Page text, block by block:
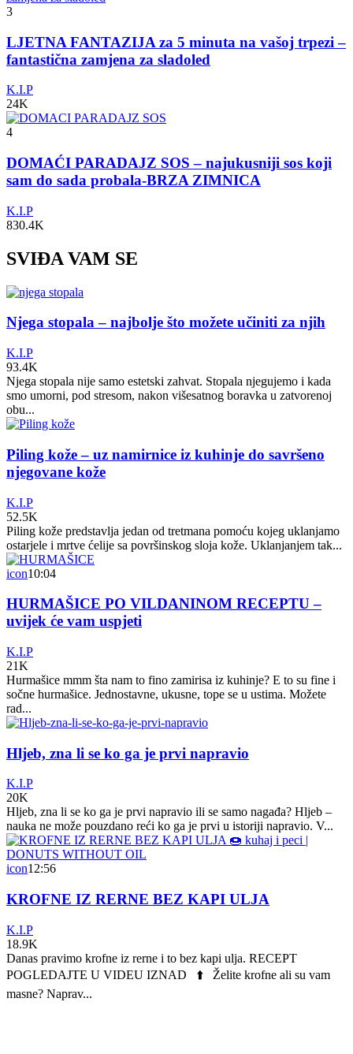
3
LJETNA FANTAZIJA za 5 minuta na vašoj trpezi –
fantastična zamjena za sladoled
K.I.P
24K
4
DOMAĆI PARADAJZ SOS – najukusniji sos koji
sam do sada probala-BRZA ZIMNICA
K.I.P
830.4K
SVIĐA VAM SE
Njega stopala – najbolje što možete učiniti za njih
K.I.P
93.4K
Njega stopala nije samo estetski zahvat. Stopala njegujemo i kada
smo umorni, pod stresom, nakon višesatnog boravka u zatvorenoj
obu...
Piling kože – uz namirnice iz kuhinje do savršeno
njegovane kože
K.I.P
52.5K
Piling kože predstavlja jedan od tretmana pomoću kojeg uklanjamo
ostarjele i mrtve ćelije sa površinskog sloja kože. Uklanjanjem tak...
icon10:04
HURMAŠICE PO VILDANINOM RECEPTU –
uvijek će vam uspjeti
K.I.P
21K
Hurmašice mmm šta nam to fino zamirisa iz kuhinje? E to su fine i
sočne hurmašice. Jednostavne, ukusne, tope se u ustima. Možete
rad...
Hljeb, zna li se ko ga je prvi napravio
K.I.P
20K
Hljeb, zna li se ko ga je prvi napravio ili se samo nagađa? Hljeb –
nauka ne može pouzdano reći ko ga je prvi u istoriji napravio. V...
icon12:56
KROFNE IZ RERNE BEZ KAPI ULJA
K.I.P
18.9K
Danas pravimo krofne iz rerne i to bez kapi ulja. RECEPT
POGLEDAJTE U VIDEU IZNAD ⬆️ Želite krofne ali su vam
masne? Naprav...